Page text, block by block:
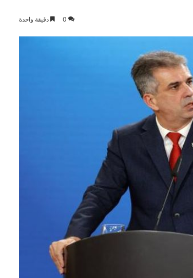
0 دقيقة واحدة